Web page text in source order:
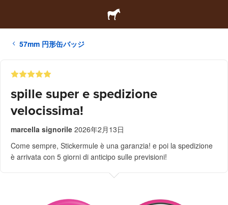
57mm 円形缶バッジ
spille super e spedizione
velocissima!
marcella signorile 2026年2月13日
Come sempre, Stickermule è una garanzia! e poi la spedizione
è arrivata con 5 giorni di anticipo sulle previsioni!